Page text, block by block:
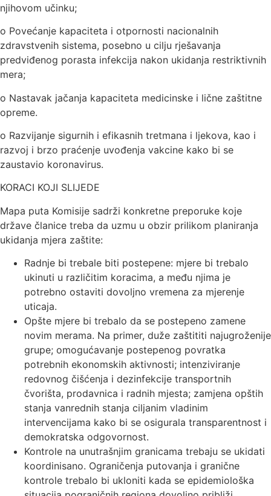
njihovom učinku;
o Povećanje kapaciteta i otpornosti nacionalnih
zdravstvenih sistema, posebno u cilju rješavanja
predviđenog porasta infekcija nakon ukidanja restriktivnih
mera;
o Nastavak jačanja kapaciteta medicinske i lične zaštitne
opreme.
o Razvijanje sigurnih i efikasnih tretmana i ljekova, kao i
razvoj i brzo praćenje uvođenja vakcine kako bi se
zaustavio koronavirus.
KORACI KOJI SLIJEDE
Mapa puta Komisije sadrži konkretne preporuke koje
države članice treba da uzmu u obzir prilikom planiranja
ukidanja mjera zaštite:
Radnje bi trebale biti postepene: mjere bi trebalo
ukinuti u različitim koracima, a među njima je
potrebno ostaviti dovoljno vremena za mjerenje
uticaja.
Opšte mjere bi trebalo da se postepeno zamene
novim merama. Na primer, duže zaštititi najugroženije
grupe; omogućavanje postepenog povratka
potrebnih ekonomskih aktivnosti; intenziviranje
redovnog čišćenja i dezinfekcije transportnih
čvorišta, prodavnica i radnih mjesta; zamjena opštih
stanja vanrednih stanja ciljanim vladinim
intervencijama kako bi se osigurala transparentnost i
demokratska odgovornost.
Kontrole na unutrašnjim granicama trebaju se ukidati
koordinisano. Ograničenja putovanja i granične
kontrole trebalo bi ukloniti kada se epidemiološka